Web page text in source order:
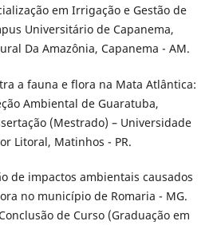
em Irrigação e Gestão de
Universitário de Capanema,
Da Amazônia, Capanema - AM.
a fauna e flora na Mata Atlântica:
Ambiental de Guaratuba,
(Mestrado) – Universidade
Litoral, Matinhos - PR.
de impactos ambientais causados
no município de Romaria - MG.
de Curso (Graduação em